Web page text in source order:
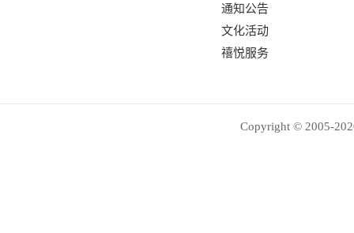
通知公告
文化活动
禧悦服务
Copyright © 2005-